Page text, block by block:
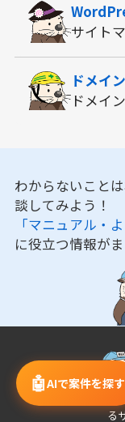
🤖AIで案件を探す
サイト
ドメイ
ドメイ
わからないこと
談してみよう！
「マニュアル・
に役立つ情報がま
あなたの時
る